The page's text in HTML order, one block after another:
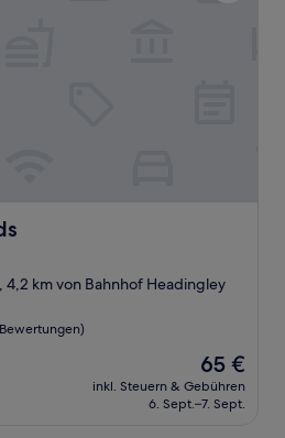
km von Bahnhof Headingley
Bewertungen)
Der
Preis
beträgt
65 €
inkl. Steuern & Gebühren
6. Sept.–7. Sept.